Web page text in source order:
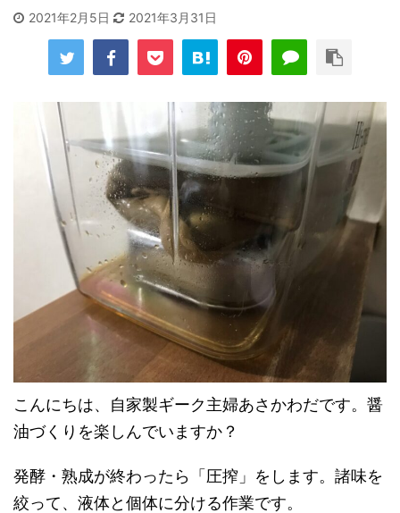
2021年2月5日 2021年3月31日
こんにちは、自家製ギーク主婦あさかわだです。醤
油づくりを楽しんでいますか？
発酵・熟成が終わったら「圧搾」をします。諸味を
絞って、液体と個体に分ける作業です。